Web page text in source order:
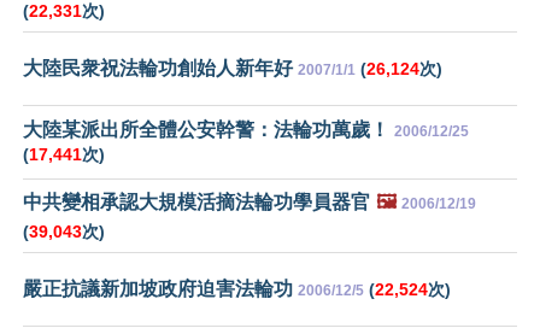
(22,331次)
大陸民衆祝法輪功創始人新年好 2007/1/1 (26,124次)
大陸某派出所全體公安幹警：法輪功萬歲！ 2006/12/25
(17,441次)
中共變相承認大規模活摘法輪功學員器官 🖼️ 2006/12/19
(39,043次)
嚴正抗議新加坡政府迫害法輪功 2006/12/5 (22,524次)